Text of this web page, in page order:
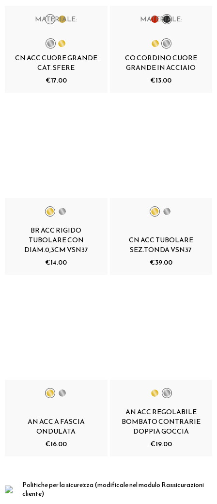
MATERIALE:
CN ACC CUORE GRANDE
CAT. SFERE
€17.00
MATERIALE:
CO CORDINO CUORE
GRANDE IN ACCIAIO
€13.00
BR ACC RIGIDO
TUBOLARE CON
DIAM.0,3CM VSN37
€14.00
CN ACC TUBOLARE
SEZ.TONDA VSN37
€39.00
AN ACC A FASCIA
ONDULATA
€16.00
AN ACC REGOLABILE
BOMBATO CONTRARIE
DOPPIA GOCCIA
€19.00
Politiche per la sicurezza(modificale nel modulo Rassicurazioni
cliente)